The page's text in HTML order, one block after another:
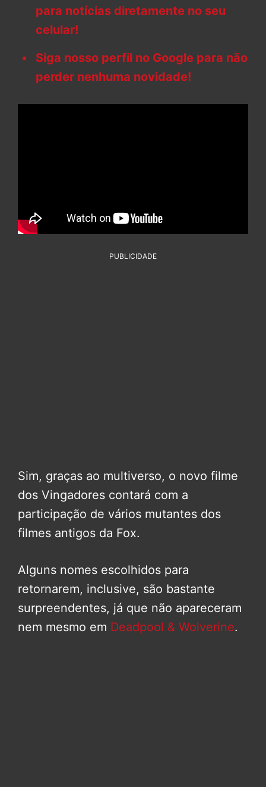
para notícias diretamente no seu
celular!
Siga nosso perfil no Google para não
perder nenhuma novidade!
PUBLICIDADE
Sim, graças ao multiverso, o novo filme
dos Vingadores contará com a
participação de vários mutantes dos
filmes antigos da Fox.
Alguns nomes escolhidos para
retornarem, inclusive, são bastante
surpreendentes, já que não apareceram
nem mesmo em Deadpool & Wolverine.